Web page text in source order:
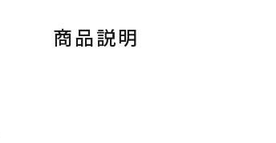
商品説明